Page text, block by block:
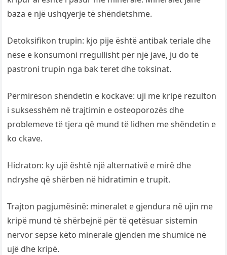
baza e një ushqyerje të shëndetshme.
Detoksifikon trupin: kjo pije është antibak teriale dhe
nëse e konsumoni rregullisht për një javë, ju do të
pastroni trupin nga bak teret dhe toksinat.
Përmirëson shëndetin e kockave: uji me kripë rezulton
i suksesshëm në trajtimin e osteoporozës dhe
problemeve të tjera që mund të lidhen me shëndetin e
ko ckave.
Hidraton: ky ujë është një alternativë e mirë dhe
ndryshe që shërben në hidratimin e trupit.
Trajton pagjumësinë: mineralet e gjendura në ujin me
kripë mund të shërbejnë për të qetësuar sistemin
nervor sepse këto minerale gjenden me shumicë në
ujë dhe kripë.